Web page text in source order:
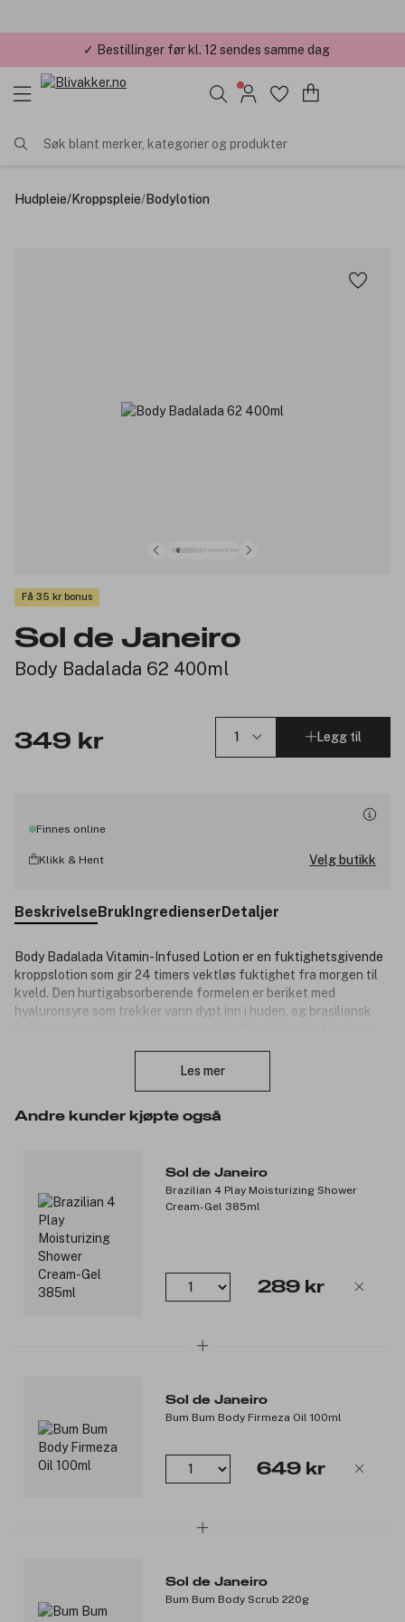
✓ Bestillinger før kl. 12 sendes samme dag
Søk blant merker, kategorier og produkter
Hudpleie/Kroppspleie/Bodylotion
Få 35 kr bonus
Sol de Janeiro
Body Badalada 62 400ml
349 kr Legg til
Finnes online
Klikk & Hent Velg butikk
BeskrivelseBrukIngredienserDetaljer
Body Badalada Vitamin-Infused Lotion er en fuktighetsgivende
kroppslotion som gir 24 timers vektløs fuktighet fra morgen til
kveld. Den hurtigabsorberende formelen er beriket med
hyaluronsyre som trekker vann dypt inn i huden, og brasiliansk
dagen. Skru opp magnetismen med den ikoniske Cheirosa 62-
Les mer
Andre kunder kjøpte også
Sol de Janeiro
Brazilian 4 Play Moisturizing Shower
Cream-Gel 385ml
289 kr
Sol de Janeiro
Bum Bum Body Firmeza Oil 100ml
649 kr
Sol de Janeiro
Bum Bum Body Scrub 220g